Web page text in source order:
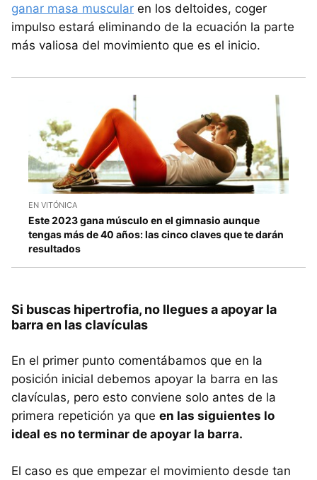
ganar masa muscular en los deltoides, coger
impulso estará eliminando de la ecuación la parte
más valiosa del movimiento que es el inicio.
EN VITÓNICA
Este 2023 gana músculo en el gimnasio aunque
tengas más de 40 años: las cinco claves que te darán
resultados
Si buscas hipertrofia, no llegues a apoyar la
barra en las clavículas
En el primer punto comentábamos que en la
posición inicial debemos apoyar la barra en las
clavículas, pero esto conviene solo antes de la
primera repetición ya que en las siguientes lo
ideal es no terminar de apoyar la barra.
El caso es que empezar el movimiento desde tan